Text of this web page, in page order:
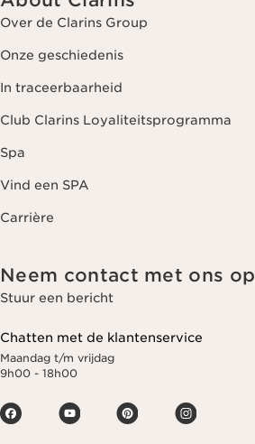
Over de Clarins Group
Onze geschiedenis
In traceerbaarheid
Club Clarins Loyaliteitsprogramma
Spa
Vind een SPA
Carrière
Neem contact met ons op
Stuur een bericht
Chatten met de klantenservice
Maandag t/m vrijdag
9h00 - 18h00